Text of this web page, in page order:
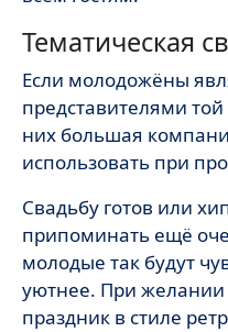
Тематическая
Если молодожёны
представителями
них большая
использовать при
Свадьбу готов или
припоминать ещё
молодые так будут
уютнее. При
праздник в стиле